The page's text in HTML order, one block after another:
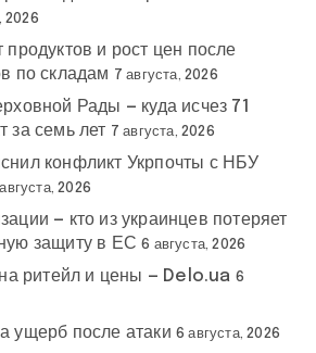
2026
и рост цен после
по складам 7 августа, 2026
Рады — куда исчез 71
за семь лет 7 августа, 2026
конфликт Укрпочты с НБУ
2026
— кто из украинцев потеряет
защиту в ЕС 6 августа, 2026
на ритейл и цены — Delo.ua 6
ущерб после атаки 6 августа, 2026